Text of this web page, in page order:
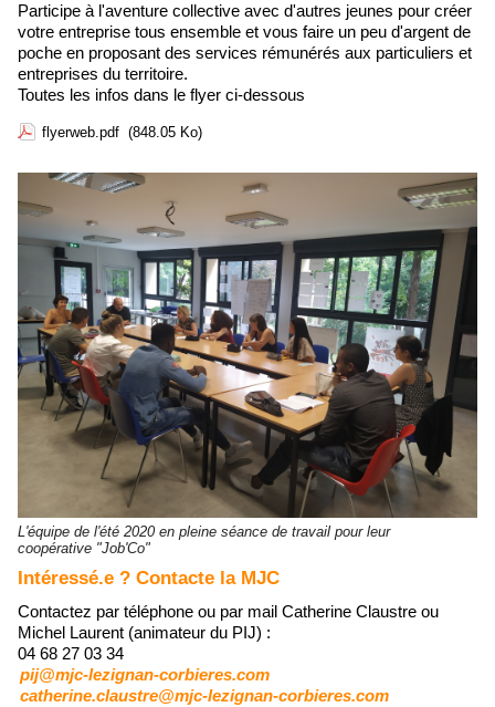
Participe à l'aventure collective avec d'autres jeunes pour créer
votre entreprise tous ensemble et vous faire un peu d'argent de
poche en proposant des services rémunérés aux particuliers et
entreprises du territoire.
Toutes les infos dans le flyer ci-dessous
flyerweb.pdf (848.05 Ko)
L'équipe de l'été 2020 en pleine séance de travail pour leur
coopérative "Job'Co"
Intéressé.e ? Contacte la MJC
Contactez par téléphone ou par mail Catherine Claustre ou
Michel Laurent (animateur du PIJ) :
04 68 27 03 34
pij@mjc-lezignan-corbieres.com
catherine.claustre@mjc-lezignan-corbieres.com